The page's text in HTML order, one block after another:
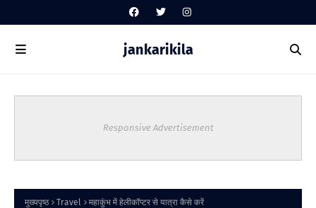
jankarikila
Responsive Advertisement
मुख्यपृष्ठ Travel महाकुंभ में हेलीकॉप्टर से यात्रा कैसे करें